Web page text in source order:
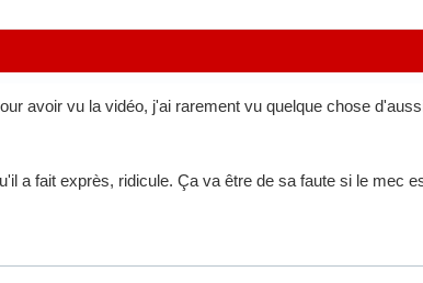
avoir vu la vidéo, j'ai rarement vu quelque chose
a fait exprès, ridicule. Ça va être de sa faute si le mec